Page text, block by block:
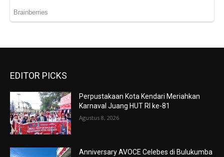
EDITOR PICKS
Perpustakaan Kota Kendari Meriahkan
Karnaval Juang HUT RI ke-81
Agustus 8, 2026
Anniversary AVOCE Celebes di Bulukumba